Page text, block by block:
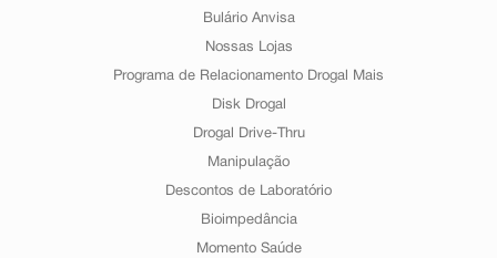
Bulário Anvisa
Nossas Lojas
Programa de Relacionamento Drogal Mais
Disk Drogal
Drogal Drive-Thru
Manipulação
Descontos de Laboratório
Bioimpedância
Momento Saúde